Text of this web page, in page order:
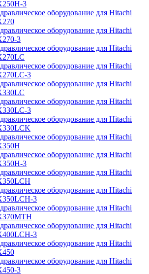
3
оборудование для Hitachi
оборудование для Hitachi
3
оборудование для Hitachi
оборудование для Hitachi
3
оборудование для Hitachi
оборудование для Hitachi
3
оборудование для Hitachi
оборудование для Hitachi
оборудование для Hitachi
3
оборудование для Hitachi
оборудование для Hitachi
3
оборудование для Hitachi
оборудование для Hitachi
3
оборудование для Hitachi
оборудование для Hitachi
3